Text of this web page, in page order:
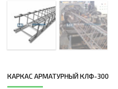
КАРКАС АРМАТУРНЫЙ КЛФ-300